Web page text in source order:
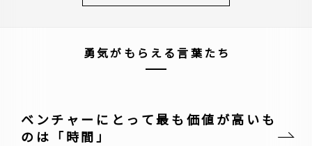
勇気がもらえる言葉たち
ベンチャーにとって最も価値が高いも
のは「時間」